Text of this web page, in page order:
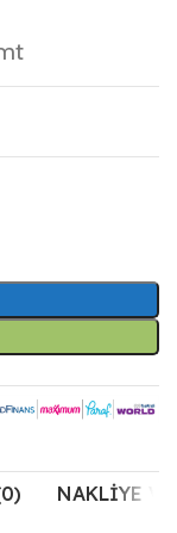
NAKLIYE